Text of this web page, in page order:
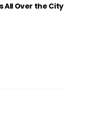
All Over the City